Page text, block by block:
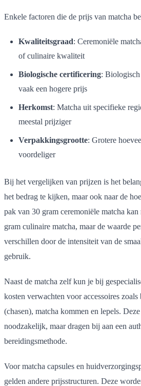
Enkele factoren die de prijs van matcha
Kwaliteitsgraad: Ceremoniële
of culinaire kwaliteit
Biologische certificering: Biologisch
vaak een hogere prijs
Herkomst: Matcha uit specifieke
meestal prijziger
Verpakkingsgrootte: Grotere
voordeliger
Bij het vergelijken van prijzen is het
het bedrag te kijken, maar ook naar de
pak van 30 gram ceremoniële matcha
gram culinaire matcha, maar de waarde
verschillen door de intensiteit van de
gebruik.
Naast de matcha zelf kun je bij
kosten verwachten voor accessoires
(chasen), matcha kommen en lepels.
noodzakelijk, maar dragen bij aan een
bereidingsmethode.
Voor matcha capsules en
gelden andere prijsstructuren. Deze